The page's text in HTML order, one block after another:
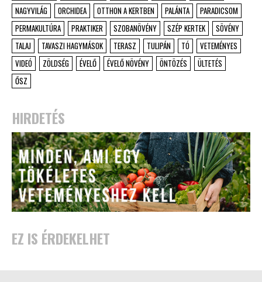
NAGYVILÁG
ORCHIDEA OTTHON A KERTBEN PALÁNTA
PARADICSOM
PERMAKULTÚRA
PRAKTIKER SZOBANÖVÉNY SZÉP KERTEK
SÖVÉNY
TALAJ
TAVASZI HAGYMÁSOK TERASZ TULIPÁN TÓ
VETEMÉNYES
VIDEÓ
ZÖLDSÉG ÉVELŐ ÉVELŐ NÖVÉNY ÖNTÖZÉS
ÜLTETÉS
ŐSZ
HIRDETÉS
EZ IS ÉRDEKELHET